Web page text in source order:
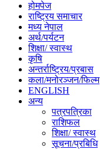
होमपेज
राष्ट्रिय समाचार
मध्य नेपाल
अर्थ/पर्यटन
शिक्षा/ स्वास्थ
कृषि
अन्तर्राष्ट्रिय/प्रबास
कला/मनोरञ्जन/फिल्म
ENGLISH
अन्य
पत्रपत्रिका
राशिफल
शिक्षा/ स्वास्थ
सूचना/प्रबिधि